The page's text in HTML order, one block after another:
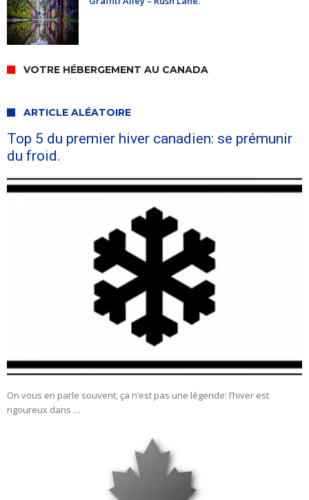
VOTRE HÉBERGEMENT AU CANADA
ARTICLE ALÉATOIRE
Top 5 du premier hiver canadien: se prémunir
du froid.
On vous en parle souvent, ça n’est pas une légende: l’hiver est
rigoureux dans …